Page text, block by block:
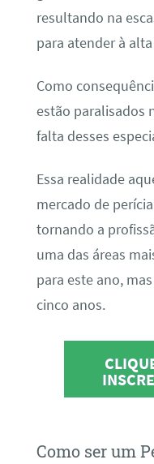
resultando na
para atender à
Como
estão paralisados
falta desses
Essa realidade
mercado de
tornando a
uma das áreas
para este ano,
cinco anos.
Como ser um